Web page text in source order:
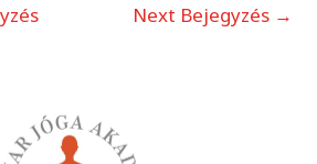
Next Bejegyzés →